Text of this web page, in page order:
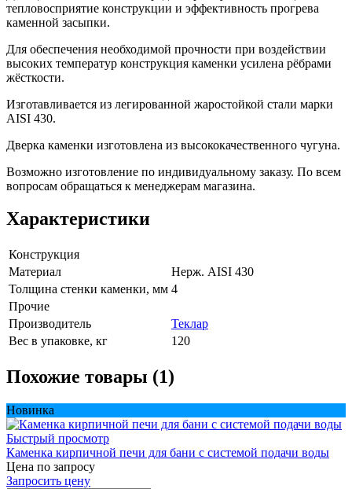
тепловосприятие конструкции и эффективность прогрева
каменной засыпки.
Для обеспечения необходимой прочности при воздействии
высоких температур конструкция каменки усилена рёбрами
жёсткости.
Изготавливается из легированной жаростойкой стали марки
AISI 430.
Дверка каменки изготовлена из высококачественного чугуна.
Возможно изготовление по индивидуальному заказу. По всем
вопросам обращаться к менеджерам магазина.
Характеристики
Конструкция
Материал
Нерж. AISI 430
Толщина стенки каменки, мм 4
Прочие
Производитель
Теклар
Вес в упаковке, кг
120
Похожие товары (1)
Новинка
Быстрый просмотр
Каменка кирпичной печи для бани с системой подачи воды
Цена по запросу
Запросить цену